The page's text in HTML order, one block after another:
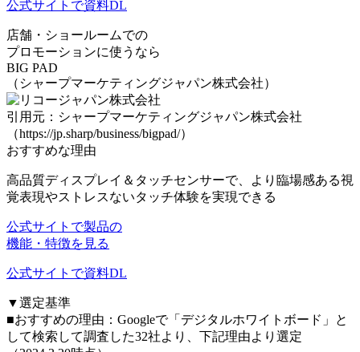
公式サイトで資料DL
店舗・ショールームでの
プロモーションに使うなら
BIG PAD
（シャープマーケティングジャパン株式会社）
引用元：シャープマーケティングジャパン株式会社
（https://jp.sharp/business/bigpad/）
おすすめな理由
高品質ディスプレイ＆タッチセンサーで、
より臨場感ある視
覚表現やストレスないタッチ体験を実現できる
公式サイトで製品の
機能・特徴を見る
公式サイトで資料DL
▼選定基準
■おすすめの理由：Googleで「デジタルホワイトボード」と
して検索して調査した32社より、下記理由より選定